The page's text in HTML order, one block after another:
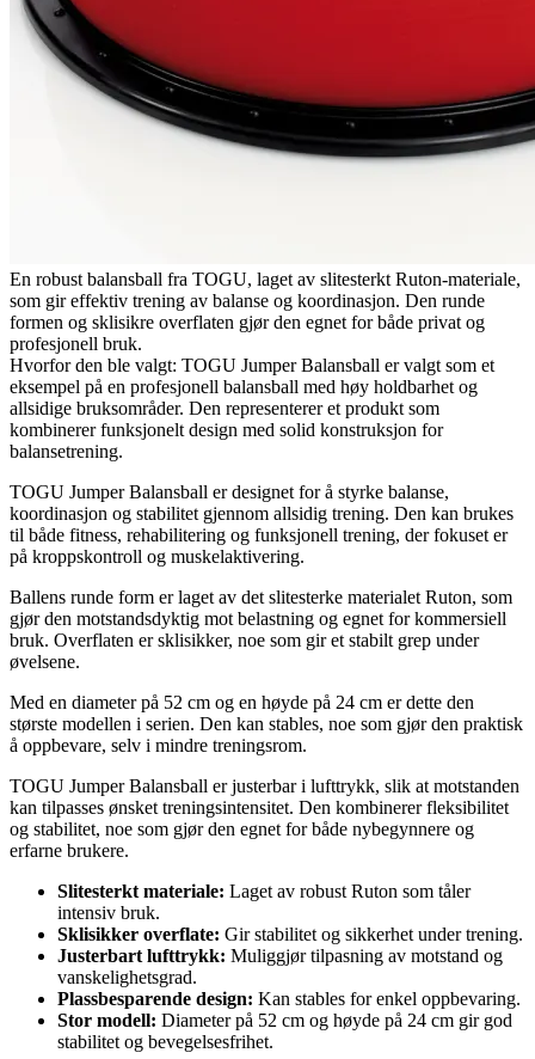
En robust balansball fra TOGU, laget av slitesterkt Ruton-materiale,
som gir effektiv trening av balanse og koordinasjon. Den runde
formen og sklisikre overflaten gjør den egnet for både privat og
profesjonell bruk.
Hvorfor den ble valgt: TOGU Jumper Balansball er valgt som et
eksempel på en profesjonell balansball med høy holdbarhet og
allsidige bruksområder. Den representerer et produkt som
kombinerer funksjonelt design med solid konstruksjon for
balansetrening.
TOGU Jumper Balansball er designet for å styrke balanse,
koordinasjon og stabilitet gjennom allsidig trening. Den kan brukes
til både fitness, rehabilitering og funksjonell trening, der fokuset er
på kroppskontroll og muskelaktivering.
Ballens runde form er laget av det slitesterke materialet Ruton, som
gjør den motstandsdyktig mot belastning og egnet for kommersiell
bruk. Overflaten er sklisikker, noe som gir et stabilt grep under
øvelsene.
Med en diameter på 52 cm og en høyde på 24 cm er dette den
største modellen i serien. Den kan stables, noe som gjør den praktisk
å oppbevare, selv i mindre treningsrom.
TOGU Jumper Balansball er justerbar i lufttrykk, slik at motstanden
kan tilpasses ønsket treningsintensitet. Den kombinerer fleksibilitet
og stabilitet, noe som gjør den egnet for både nybegynnere og
erfarne brukere.
Slitesterkt materiale: Laget av robust Ruton som tåler
intensiv bruk.
Sklisikker overflate: Gir stabilitet og sikkerhet under trening.
Justerbart lufttrykk: Muliggjør tilpasning av motstand og
vanskelighetsgrad.
Plassbesparende design: Kan stables for enkel oppbevaring.
Stor modell: Diameter på 52 cm og høyde på 24 cm gir god
stabilitet og bevegelsesfrihet.